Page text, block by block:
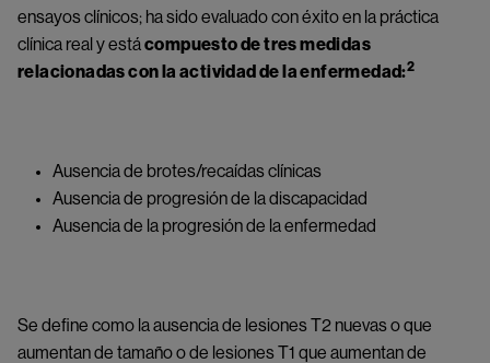
ensayos clínicos; ha sido evaluado con éxito en la práctica
clínica real y está compuesto de tres medidas
relacionadas con la actividad de la enfermedad:2
Ausencia de brotes/recaídas clínicas
Ausencia de progresión de la discapacidad
Ausencia de la progresión de la enfermedad
Se define como la ausencia de lesiones T2 nuevas o que
aumentan de tamaño o de lesiones T1 que aumentan de